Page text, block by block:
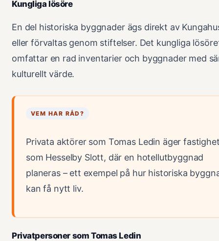
Kungliga lösöre
En del historiska byggnader ägs direkt av
eller förvaltas genom stiftelser. Det kungliga
omfattar en rad inventarier och byggnader med
kulturellt värde.
VEM HAR RÅD?
Privata aktörer som Tomas Ledin äger
som Hesselby Slott, där en hotellutbyggnad
planeras – ett exempel på hur historiska
kan få nytt liv.
Privatpersoner som Tomas Ledin